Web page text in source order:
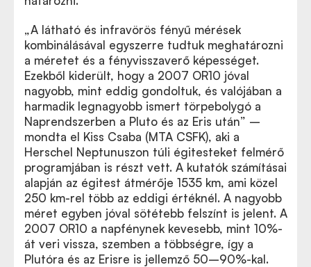
„A látható és infravörös fényű mérések
kombinálásával egyszerre tudtuk meghatározni
a méretet és a fényvisszaverő képességet.
Ezekből kiderült, hogy a 2007 OR10 jóval
nagyobb, mint eddig gondoltuk, és valójában a
harmadik legnagyobb ismert törpebolygó a
Naprendszerben a Pluto és az Eris után” –
mondta el Kiss Csaba (MTA CSFK), aki a
Herschel Neptunuszon túli égitesteket felmérő
programjában is részt vett. A kutatók számításai
alapján az égitest átmérője 1535 km, ami közel
250 km-rel több az eddigi értéknél. A nagyobb
méret egyben jóval sötétebb felszínt is jelent. A
2007 OR10 a napfénynek kevesebb, mint 10%-
át veri vissza, szemben a többségre, így a
Plutóra és az Erisre is jellemző 50–90%-kal.